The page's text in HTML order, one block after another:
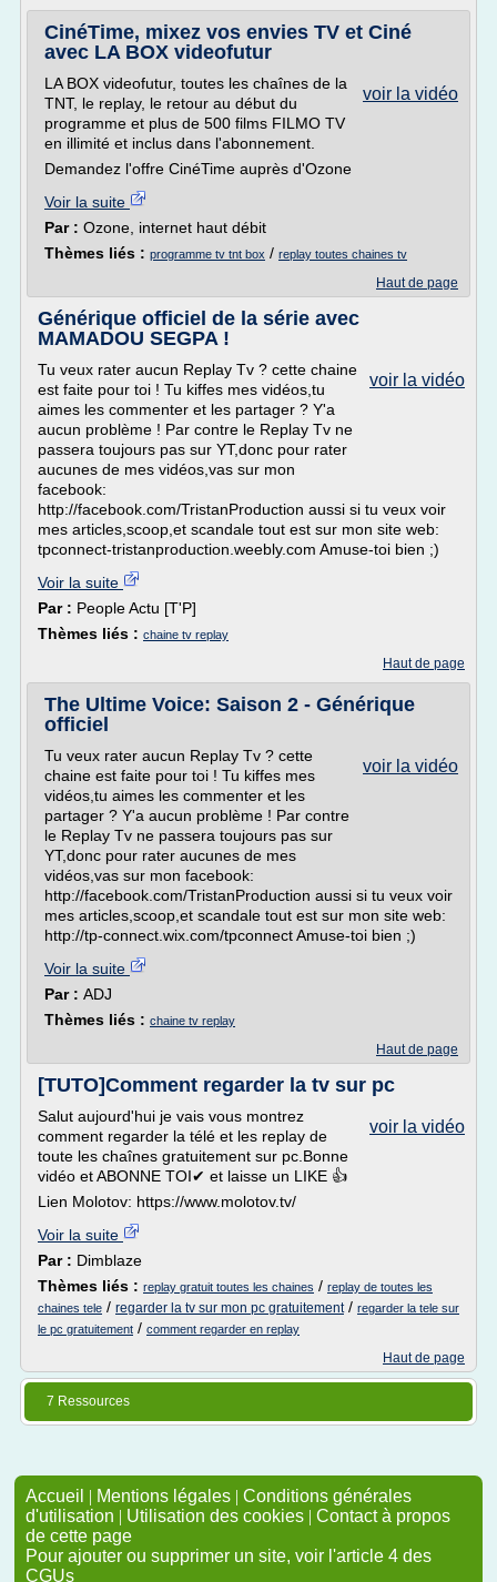
CinéTime, mixez vos envies TV et Ciné
avec LA BOX videofutur
voir la vidéo
LA BOX videofutur, toutes les chaînes de la
TNT, le replay, le retour au début du
programme et plus de 500 films FILMO TV
en illimité et inclus dans l'abonnement.
Demandez l'offre CinéTime auprès d'Ozone
Voir la suite
Par : Ozone, internet haut débit
Thèmes liés : programme tv tnt box / replay toutes chaines tv
Haut de page
Générique officiel de la série avec
MAMADOU SEGPA !
voir la vidéo
Tu veux rater aucun Replay Tv ? cette chaine
est faite pour toi ! Tu kiffes mes vidéos,tu
aimes les commenter et les partager ? Y'a
aucun problème ! Par contre le Replay Tv ne
passera toujours pas sur YT,donc pour rater
aucunes de mes vidéos,vas sur mon
facebook:
http://facebook.com/TristanProduction aussi si tu veux voir
mes articles,scoop,et scandale tout est sur mon site web:
tpconnect-tristanproduction.weebly.com Amuse-toi bien ;)
Voir la suite
Par : People Actu [T'P]
Thèmes liés : chaine tv replay
Haut de page
The Ultime Voice: Saison 2 - Générique
officiel
voir la vidéo
Tu veux rater aucun Replay Tv ? cette
chaine est faite pour toi ! Tu kiffes mes
vidéos,tu aimes les commenter et les
partager ? Y'a aucun problème ! Par contre
le Replay Tv ne passera toujours pas sur
YT,donc pour rater aucunes de mes
vidéos,vas sur mon facebook:
http://facebook.com/TristanProduction aussi si tu veux voir
mes articles,scoop,et scandale tout est sur mon site web:
http://tp-connect.wix.com/tpconnect Amuse-toi bien ;)
Voir la suite
Par : ADJ
Thèmes liés : chaine tv replay
Haut de page
[TUTO]Comment regarder la tv sur pc
voir la vidéo
Salut aujourd'hui je vais vous montrez
comment regarder la télé et les replay de
toute les chaînes gratuitement sur pc.Bonne
vidéo et ABONNE TOI✔ et laisse un LIKE 👍
Lien Molotov: https://www.molotov.tv/
Voir la suite
Par : Dimblaze
Thèmes liés : replay gratuit toutes les chaines / replay de toutes les
chaines tele / regarder la tv sur mon pc gratuitement/ regarder la tele sur
le pc gratuitement / comment regarder en replay
Haut de page
7 Ressources
Accueil | Mentions légales | Conditions générales
d'utilisation | Utilisation des cookies | Contact à propos
de cette page
Pour ajouter ou supprimer un site, voir l'article 4 des
CGUs